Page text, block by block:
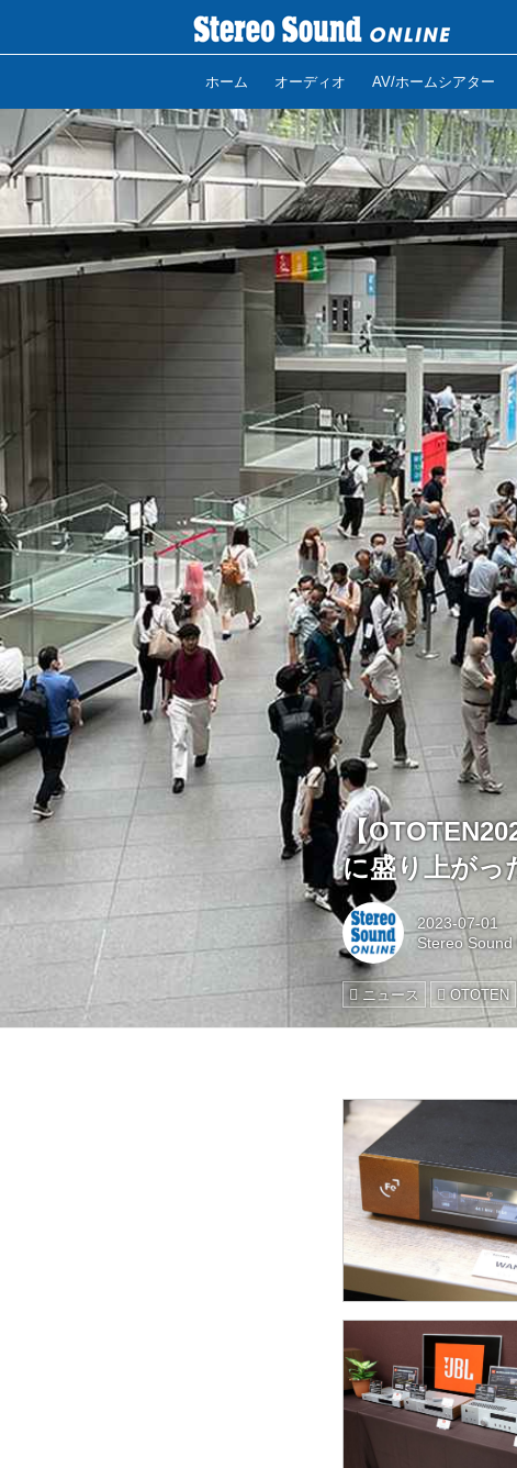
ホーム オーディオ AV/ホームシアター
【
に盛り上がっ
2023-07-01
Stereo Sound
ニュース OTOTEN